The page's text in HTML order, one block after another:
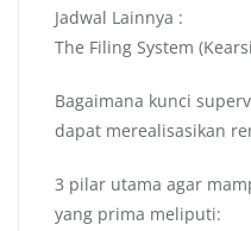
Jadwal Lainnya :
The Filing System
Bagaimana kunci
dapat merealisasikan
3 pilar utama agar
yang prima meliputi: